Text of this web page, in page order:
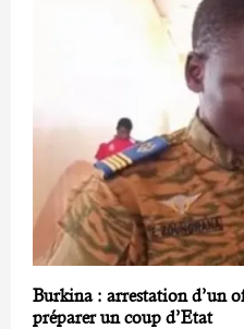
Burkina : arrestation d’un
préparer un coup d’Etat